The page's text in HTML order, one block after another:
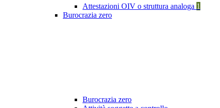
Attestazioni OIV o struttura analoga 1
Burocrazia zero
Burocrazia zero